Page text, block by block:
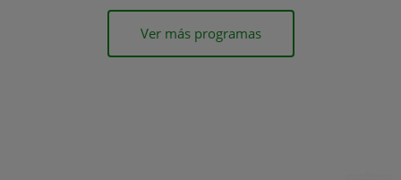
Ver más programas